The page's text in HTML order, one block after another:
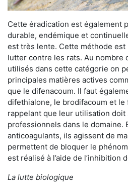
Cette éradication est également
durable, endémique et
est très lente. Cette méthode
lutter contre les rats. Au nombre
utilisés dans cette catégorie on
principales matières actives
que le difenacoum. Il faut
difethialone, le brodifacoum et le
rappelant que leur utilisation doit
professionnels dans le domaine.
anticoagulants, ils agissent de
permettent de bloquer le
est réalisé à l’aide de l’inhibition
La lutte biologique